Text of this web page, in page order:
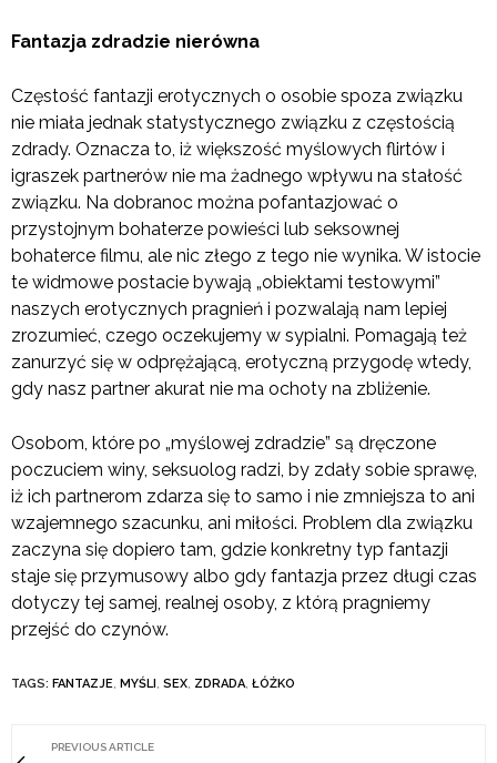
Fantazja zdradzie nierówna
Częstość fantazji erotycznych o osobie spoza związku
nie miała jednak statystycznego związku z częstością
zdrady. Oznacza to, iż większość myślowych flirtów i
igraszek partnerów nie ma żadnego wpływu na stałość
związku. Na dobranoc można pofantazjować o
przystojnym bohaterze powieści lub seksownej
bohaterce filmu, ale nic złego z tego nie wynika. W istocie
te widmowe postacie bywają „obiektami testowymi”
naszych erotycznych pragnień i pozwalają nam lepiej
zrozumieć, czego oczekujemy w sypialni. Pomagają też
zanurzyć się w odprężającą, erotyczną przygodę wtedy,
gdy nasz partner akurat nie ma ochoty na zbliżenie.
Osobom, które po „myślowej zdradzie” są dręczone
poczuciem winy, seksuolog radzi, by zdały sobie sprawę,
iż ich partnerom zdarza się to samo i nie zmniejsza to ani
wzajemnego szacunku, ani miłości. Problem dla związku
zaczyna się dopiero tam, gdzie konkretny typ fantazji
staje się przymusowy albo gdy fantazja przez długi czas
dotyczy tej samej, realnej osoby, z którą pragniemy
przejść do czynów.
TAGS: FANTAZJE, MYŚLI , SEX, ZDRADA, ŁÓŻKO
PREVIOUS ARTICLE